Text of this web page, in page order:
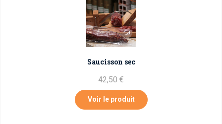
Saucisson sec
42,50 €
Voir le produit